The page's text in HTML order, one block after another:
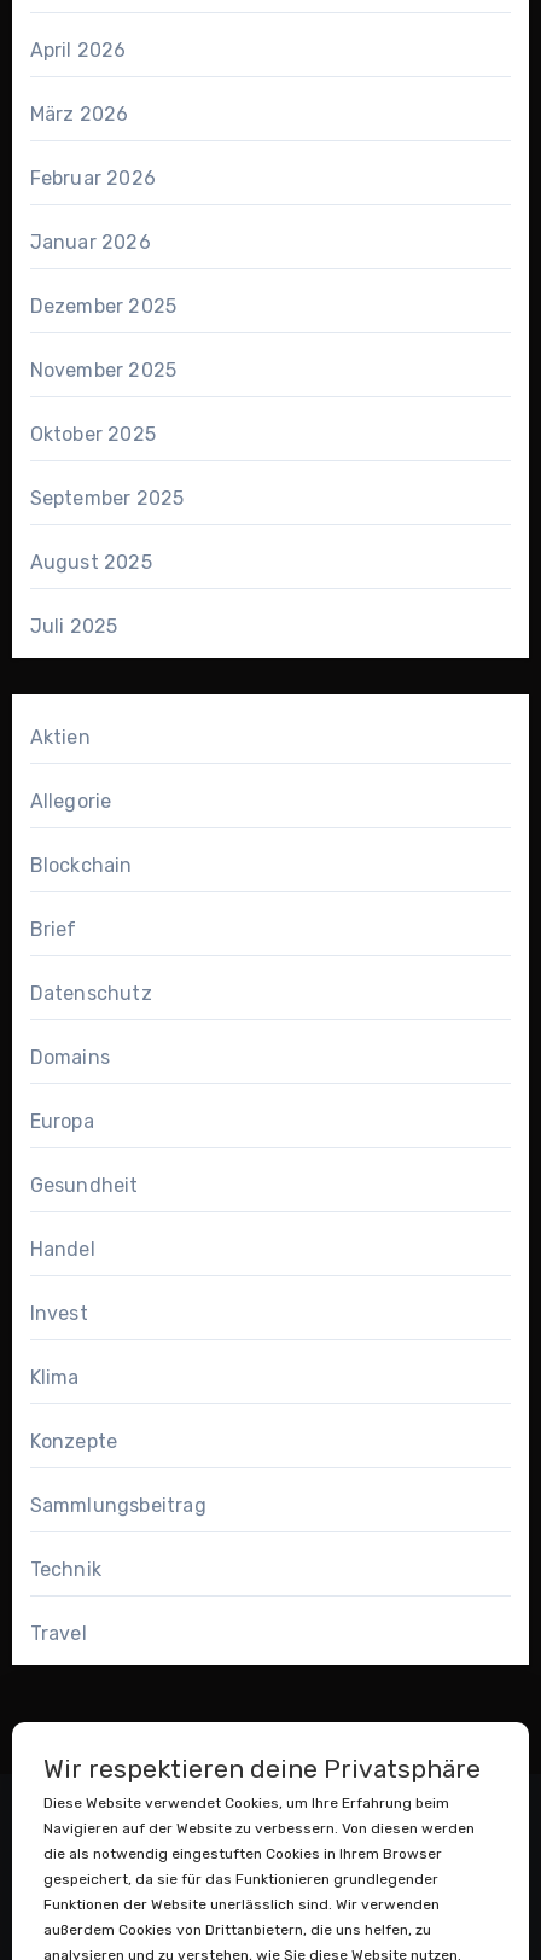
April 2026
März 2026
Februar 2026
Januar 2026
Dezember 2025
November 2025
Oktober 2025
September 2025
August 2025
Juli 2025
Aktien
Allegorie
Blockchain
Brief
Datenschutz
Domains
Europa
Gesundheit
Handel
Invest
Klima
Konzepte
Sammlungsbeitrag
Technik
Travel
Wir respektieren deine Privatsphäre
Diese Website verwendet Cookies, um Ihre Erfahrung beim
Navigieren auf der Website zu verbessern. Von diesen werden
die als notwendig eingestuften Cookies in Ihrem Browser
gespeichert, da sie für das Funktionieren grundlegender
Funktionen der Website unerlässlich sind. Wir verwenden
außerdem Cookies von Drittanbietern, die uns helfen, zu
analysieren und zu verstehen, wie Sie diese Website nutzen.